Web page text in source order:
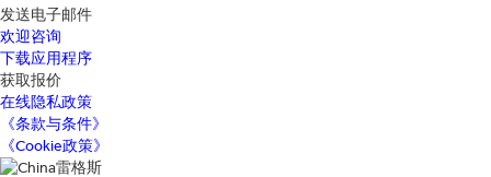
发送电子邮件
欢迎咨询
下载应用程序
获取报价
在线隐私政策
《条款与条件》
《Cookie政策》